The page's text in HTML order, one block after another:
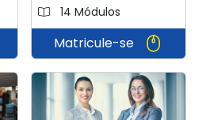
14 Módulos
Matricule-se